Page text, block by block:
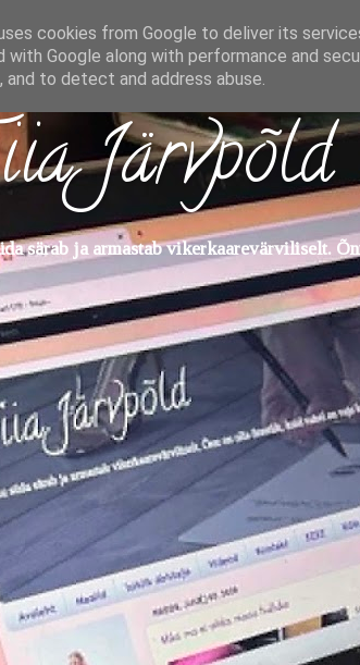
Järvpõld
särab ja armastab vikerkaarevärviliselt.
cookies from Google to deliver its
with Google along with performance and
to detect and address abuse.